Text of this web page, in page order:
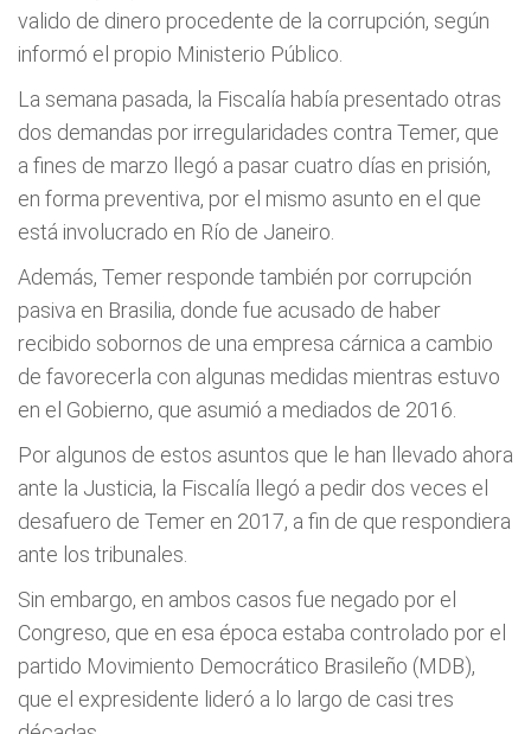
valido de dinero procedente de la corrupción, según
informó el propio Ministerio Público.
La semana pasada, la Fiscalía había presentado otras
dos demandas por irregularidades contra Temer, que
a fines de marzo llegó a pasar cuatro días en prisión,
en forma preventiva, por el mismo asunto en el que
está involucrado en Río de Janeiro.
Además, Temer responde también por corrupción
pasiva en Brasilia, donde fue acusado de haber
recibido sobornos de una empresa cárnica a cambio
de favorecerla con algunas medidas mientras estuvo
en el Gobierno, que asumió a mediados de 2016.
Por algunos de estos asuntos que le han llevado ahora
ante la Justicia, la Fiscalía llegó a pedir dos veces el
desafuero de Temer en 2017, a fin de que respondiera
ante los tribunales.
Sin embargo, en ambos casos fue negado por el
Congreso, que en esa época estaba controlado por el
partido Movimiento Democrático Brasileño (MDB),
que el expresidente lideró a lo largo de casi tres